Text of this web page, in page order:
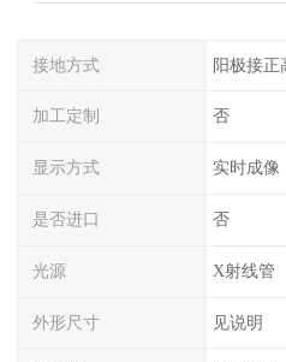
接地方式 阳极接正
加工定制 否
显示方式 实时成像
是否进口 否
光源 X射线管
外形尺寸 见说明